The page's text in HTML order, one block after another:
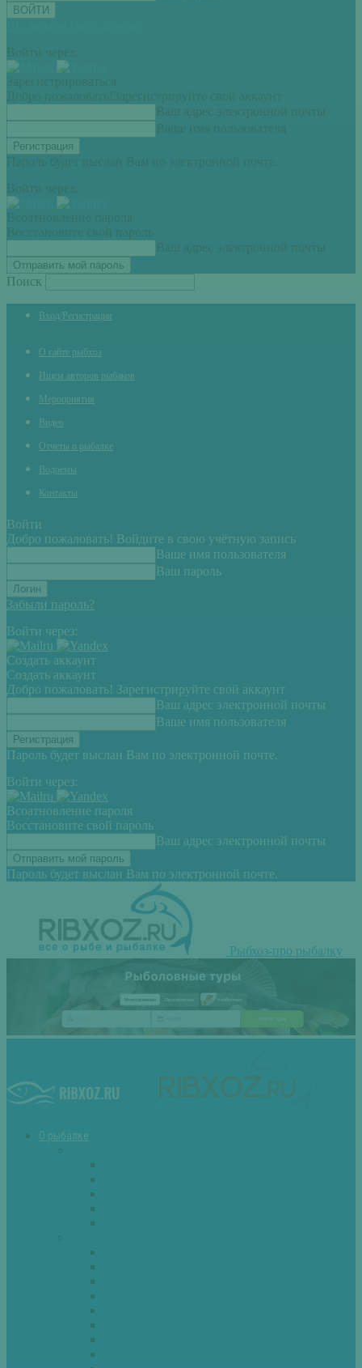
Войти через:
Зарегистрироваться
Добро пожаловать! Зарегистрируйте свой аккаунт
Ваш адрес электронной почты
Ваше имя пользователя
Пароль будет выслан Вам по электронной почте.
Войти через:
Всоатновление пароля
Восстановите свой пароль
Ваш адрес электронной почты
Поиск
Вход/Регистрация
О сайте рыбхоз
Ищем авторов рыбаков
Мероприятия
Видео
Отчеты о рыбалке
Водоемы
Контакты
Войти
Добро пожаловать! Войдите в свою учётную запись
Ваше имя пользователя
Ваш пароль
Забыли пароль?
Войти через:
Создать аккаунт
Создать аккаунт
Добро пожаловать! Зарегистрируйте свой аккаунт
Ваш адрес электронной почты
Ваше имя пользователя
Пароль будет выслан Вам по электронной почте.
Войти через:
Всоатновление пароля
Восстановите свой пароль
Ваш адрес электронной почты
Пароль будет выслан Вам по электронной почте.
Рыбхоз-про рыбалку
О рыбалке